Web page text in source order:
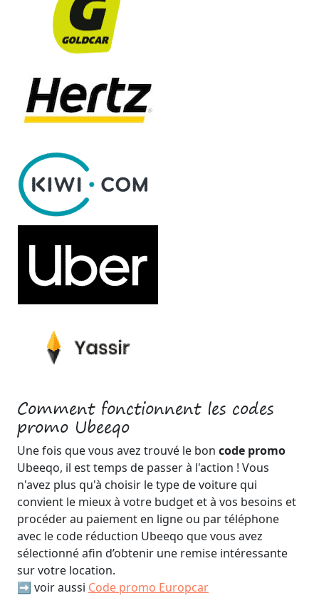
Comment fonctionnent les codes
promo Ubeeqo
Une fois que vous avez trouvé le bon code promo
Ubeeqo, il est temps de passer à l'action ! Vous
n'avez plus qu'à choisir le type de voiture qui
convient le mieux à votre budget et à vos besoins et
procéder au paiement en ligne ou par téléphone
avec le code réduction Ubeeqo que vous avez
sélectionné afin d’obtenir une remise intéressante
sur votre location.
➡️ voir aussi Code promo Europcar